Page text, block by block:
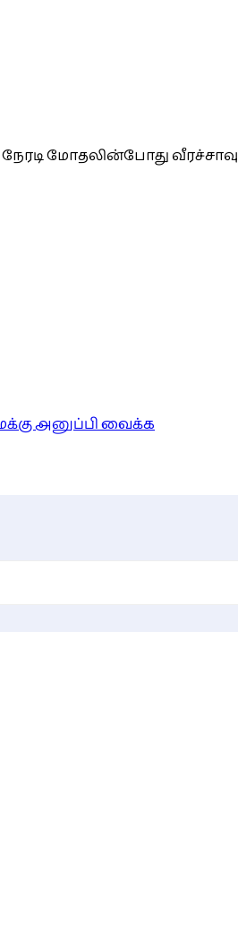
மோதலின்போது வீரச்சாவு
அனுப்பி வைக்க